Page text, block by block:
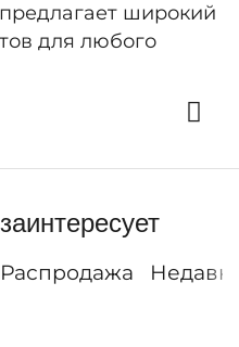
широкий
для любого
Распродажа